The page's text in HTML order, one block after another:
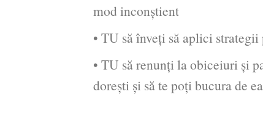
mod inconștient
• TU să înveți să aplici
• TU să renunți la obiceiuri și
doreşti şi să te poţi bucura de ea